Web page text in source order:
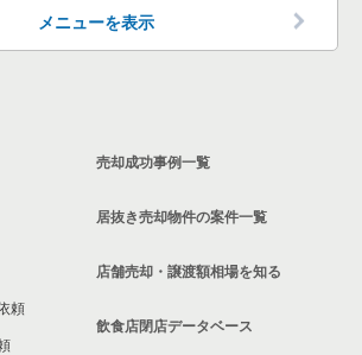
抜き売却物件の案件一覧
店の居抜き売却物件の案件一覧
店の居抜き売却物件の案件一覧
抜き売却物件の案件一覧
居抜き売却物件の案件一覧
メニューを表示
頼
売却成功事例一覧
居抜き売却物件の案件一覧
店舗売却・譲渡額相場を知る
飲食店閉店データベース